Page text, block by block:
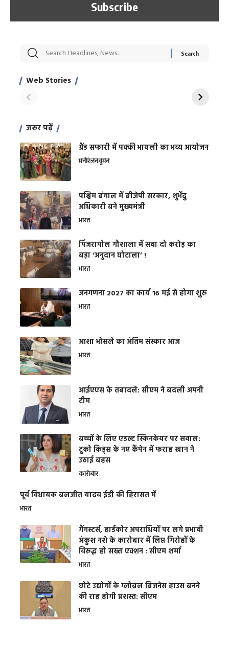
Web Stories
सट्टेबाजी में अरेस्ट हुए
साहिल खान
रोज एक कच्चे लहसुन
जरूर पढ़ें
ग्रैंड सफारी में पक्की भायली का भव्य आयोजन
मनोरंजनवुमन
पश्चिम बंगाल में बीजेपी सरकार, शुभेंदु
अधिकारी बने मुख्यमंत्री
भारत
​पिंजरापोल गौशाला में सवा दो करोड़ का
बड़ा ‘अनुदान घोटाला’ !
भारत
जनगणना 2027 का कार्य 16 मई से होगा शुरू
भारत
आशा भोसले का अंतिम संस्कार आज
भारत
आईएएस के तबादले: सीएम ने बदली अपनी
टीम
भारत
बच्चों के लिए एडल्ट स्किनकेयर पर सवाल:
टूको किड्स के नए कैंपेन में फराह खान ने
उठाई बहस
कारोबार
पूर्व विधायक बलजीत यादव ईडी की हिरासत में
भारत
गैंगस्टर्स, हार्डकोर अपराधियों पर लगे प्रभावी
अंकुश नशे के कारोबार में लिप्त गिरोहों के
विरूद्ध हो सख्त एक्शन : सीएम शर्मा
भारत
छोटे उद्योगों के ग्लोबल बिजनेस हाउस बनने
की राह होगी प्रशस्त: सीएम
भारत